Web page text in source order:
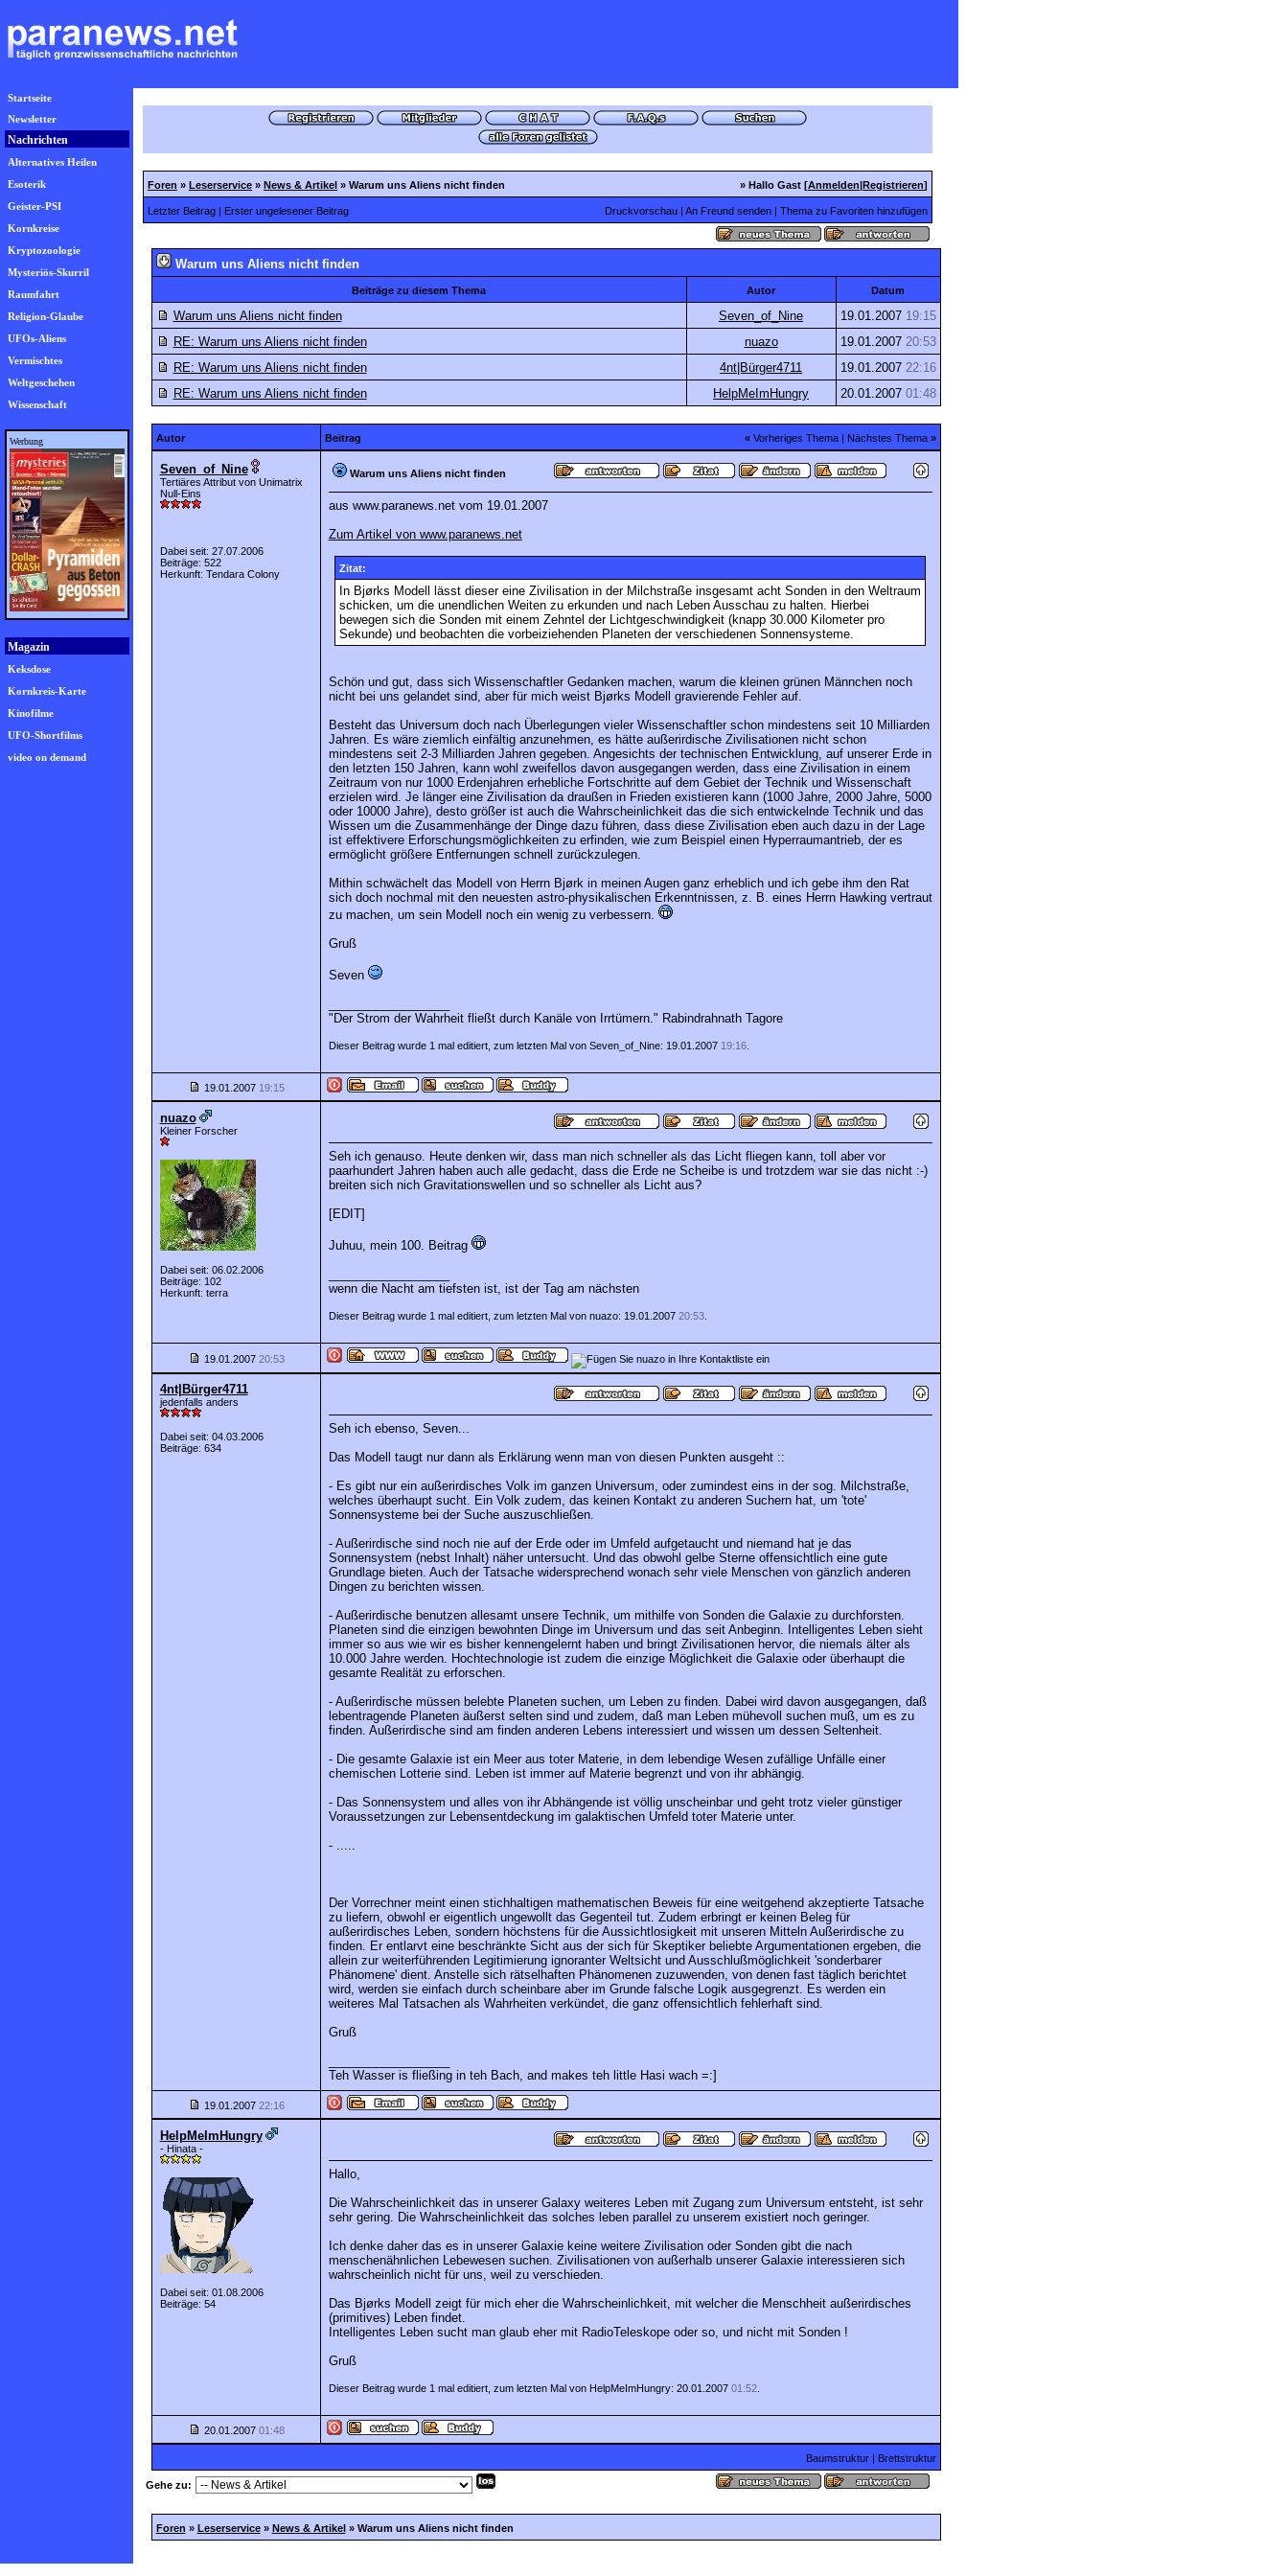
Startseite
Newsletter
Nachrichten
Alternatives Heilen
Esoterik
Geister-PSI
Kornkreise
Kryptozoologie
Mysteriös-Skurril
Raumfahrt
Religion-Glaube
UFOs-Aliens
Vermischtes
Weltgeschehen
Wissenschaft
Werbung
Magazin
Keksdose
Kornkreis-Karte
Kinofilme
UFO-Shortfilms
video on demand
Foren » Leserservice » News & Artikel » Warum uns Aliens nicht finden » Hallo Gast [Anmelden|Registrieren]
Letzter Beitrag | Erster ungelesener Beitrag Druckvorschau | An Freund senden | Thema zu Favoriten hinzufügen
Warum uns Aliens nicht finden
Beiträge zu diesem Thema Autor Datum
Warum uns Aliens nicht finden Seven_of_Nine 19.01.2007 19:15
RE: Warum uns Aliens nicht finden
nuazo 19.01.2007 20:53
RE: Warum uns Aliens nicht finden
4nt|Bürger4711 19.01.2007 22:16
RE: Warum uns Aliens nicht finden
HelpMeImHungry 20.01.2007 01:48
Autor Beitrag « Vorheriges Thema| Nächstes Thema »
Seven_of_Nine
Tertiäres Attribut von Unimatrix
Null-Eins
Dabei seit: 27.07.2006
Beiträge: 522
Herkunft: Tendara Colony
Warum uns Aliens nicht finden
aus www.paranews.net vom 19.01.2007
Zum Artikel von www.paranews.net
Zitat:
In Bjørks Modell lässt dieser eine Zivilisation in der Milchstraße insgesamt acht Sonden in den Weltraum
schicken, um die unendlichen Weiten zu erkunden und nach Leben Ausschau zu halten. Hierbei
bewegen sich die Sonden mit einem Zehntel der Lichtgeschwindigkeit (knapp 30.000 Kilometer pro
Sekunde) und beobachten die vorbeiziehenden Planeten der verschiedenen Sonnensysteme.
Schön und gut, dass sich Wissenschaftler Gedanken machen, warum die kleinen grünen Männchen noch
nicht bei uns gelandet sind, aber für mich weist Bjørks Modell gravierende Fehler auf.
Besteht das Universum doch nach Überlegungen vieler Wissenschaftler schon mindestens seit 10 Milliarden
Jahren. Es wäre ziemlich einfältig anzunehmen, es hätte außerirdische Zivilisationen nicht schon
mindestens seit 2-3 Milliarden Jahren gegeben. Angesichts der technischen Entwicklung, auf unserer Erde in
den letzten 150 Jahren, kann wohl zweifellos davon ausgegangen werden, dass eine Zivilisation in einem
Zeitraum von nur 1000 Erdenjahren erhebliche Fortschritte auf dem Gebiet der Technik und Wissenschaft
erzielen wird. Je länger eine Zivilisation da draußen in Frieden existieren kann (1000 Jahre, 2000 Jahre, 5000
oder 10000 Jahre), desto größer ist auch die Wahrscheinlichkeit das die sich entwickelnde Technik und das
Wissen um die Zusammenhänge der Dinge dazu führen, dass diese Zivilisation eben auch dazu in der Lage
ist effektivere Erforschungsmöglichkeiten zu erfinden, wie zum Beispiel einen Hyperraumantrieb, der es
ermöglicht größere Entfernungen schnell zurückzulegen.
Mithin schwächelt das Modell von Herrn Bjørk in meinen Augen ganz erheblich und ich gebe ihm den Rat
sich doch nochmal mit den neuesten astro-physikalischen Erkenntnissen, z. B. eines Herrn Hawking vertraut
zu machen, um sein Modell noch ein wenig zu verbessern.
Gruß
Seven
"Der Strom der Wahrheit fließt durch Kanäle von Irrtümern." Rabindrahnath Tagore
Dieser Beitrag wurde 1 mal editiert, zum letzten Mal von Seven_of_Nine: 19.01.2007 19:16.
19.01.2007 19:15
nuazo
Kleiner Forscher
Dabei seit: 06.02.2006
Beiträge: 102
Herkunft: terra
Seh ich genauso. Heute denken wir, dass man nich schneller als das Licht fliegen kann, toll aber vor
paarhundert Jahren haben auch alle gedacht, dass die Erde ne Scheibe is und trotzdem war sie das nicht :-)
breiten sich nich Gravitationswellen und so schneller als Licht aus?
[EDIT]
Juhuu, mein 100. Beitrag
wenn die Nacht am tiefsten ist, ist der Tag am nächsten
Dieser Beitrag wurde 1 mal editiert, zum letzten Mal von nuazo: 19.01.2007 20:53.
19.01.2007 20:53
4nt|Bürger4711
jedenfalls anders
Dabei seit: 04.03.2006
Beiträge: 634
Seh ich ebenso, Seven...
Das Modell taugt nur dann als Erklärung wenn man von diesen Punkten ausgeht ::
- Es gibt nur ein außerirdisches Volk im ganzen Universum, oder zumindest eins in der sog. Milchstraße,
welches überhaupt sucht. Ein Volk zudem, das keinen Kontakt zu anderen Suchern hat, um 'tote'
Sonnensysteme bei der Suche auszuschließen.
- Außerirdische sind noch nie auf der Erde oder im Umfeld aufgetaucht und niemand hat je das
Sonnensystem (nebst Inhalt) näher untersucht. Und das obwohl gelbe Sterne offensichtlich eine gute
Grundlage bieten. Auch der Tatsache widersprechend wonach sehr viele Menschen von gänzlich anderen
Dingen zu berichten wissen.
- Außerirdische benutzen allesamt unsere Technik, um mithilfe von Sonden die Galaxie zu durchforsten.
Planeten sind die einzigen bewohnten Dinge im Universum und das seit Anbeginn. Intelligentes Leben sieht
immer so aus wie wir es bisher kennengelernt haben und bringt Zivilisationen hervor, die niemals älter als
10.000 Jahre werden. Hochtechnologie ist zudem die einzige Möglichkeit die Galaxie oder überhaupt die
gesamte Realität zu erforschen.
- Außerirdische müssen belebte Planeten suchen, um Leben zu finden. Dabei wird davon ausgegangen, daß
lebentragende Planeten äußerst selten sind und zudem, daß man Leben mühevoll suchen muß, um es zu
finden. Außerirdische sind am finden anderen Lebens interessiert und wissen um dessen Seltenheit.
- Die gesamte Galaxie ist ein Meer aus toter Materie, in dem lebendige Wesen zufällige Unfälle einer
chemischen Lotterie sind. Leben ist immer auf Materie begrenzt und von ihr abhängig.
- Das Sonnensystem und alles von ihr Abhängende ist völlig unscheinbar und geht trotz vieler günstiger
Voraussetzungen zur Lebensentdeckung im galaktischen Umfeld toter Materie unter.
- .....
Der Vorrechner meint einen stichhaltigen mathematischen Beweis für eine weitgehend akzeptierte Tatsache
zu liefern, obwohl er eigentlich ungewollt das Gegenteil tut. Zudem erbringt er keinen Beleg für
außerirdisches Leben, sondern höchstens für die Aussichtlosigkeit mit unseren Mitteln Außerirdische zu
finden. Er entlarvt eine beschränkte Sicht aus der sich für Skeptiker beliebte Argumentationen ergeben, die
allein zur weiterführenden Legitimierung ignoranter Weltsicht und Ausschlußmöglichkeit 'sonderbarer
Phänomene' dient. Anstelle sich rätselhaften Phänomenen zuzuwenden, von denen fast täglich berichtet
wird, werden sie einfach durch scheinbare aber im Grunde falsche Logik ausgegrenzt. Es werden ein
weiteres Mal Tatsachen als Wahrheiten verkündet, die ganz offensichtlich fehlerhaft sind.
Gruß
Teh Wasser is fließing in teh Bach, and makes teh little Hasi wach =:]
19.01.2007 22:16
HelpMeImHungry
- Hinata -
Dabei seit: 01.08.2006
Beiträge: 54
Hallo,
Die Wahrscheinlichkeit das in unserer Galaxy weiteres Leben mit Zugang zum Universum entsteht, ist sehr
sehr gering. Die Wahrscheinlichkeit das solches leben parallel zu unserem existiert noch geringer.
Ich denke daher das es in unserer Galaxie keine weitere Zivilisation oder Sonden gibt die nach
menschenähnlichen Lebewesen suchen. Zivilisationen von außerhalb unserer Galaxie interessieren sich
wahrscheinlich nicht für uns, weil zu verschieden.
Das Bjørks Modell zeigt für mich eher die Wahrscheinlichkeit, mit welcher die Menschheit außerirdisches
(primitives) Leben findet.
Intelligentes Leben sucht man glaub eher mit RadioTeleskope oder so, und nicht mit Sonden !
Gruß
Dieser Beitrag wurde 1 mal editiert, zum letzten Mal von HelpMeImHungry: 20.01.2007 01:52.
20.01.2007 01:48
Baumstruktur| Brettstruktur
Gehe zu:
Foren » Leserservice» News & Artikel» Warum uns Aliens nicht finden